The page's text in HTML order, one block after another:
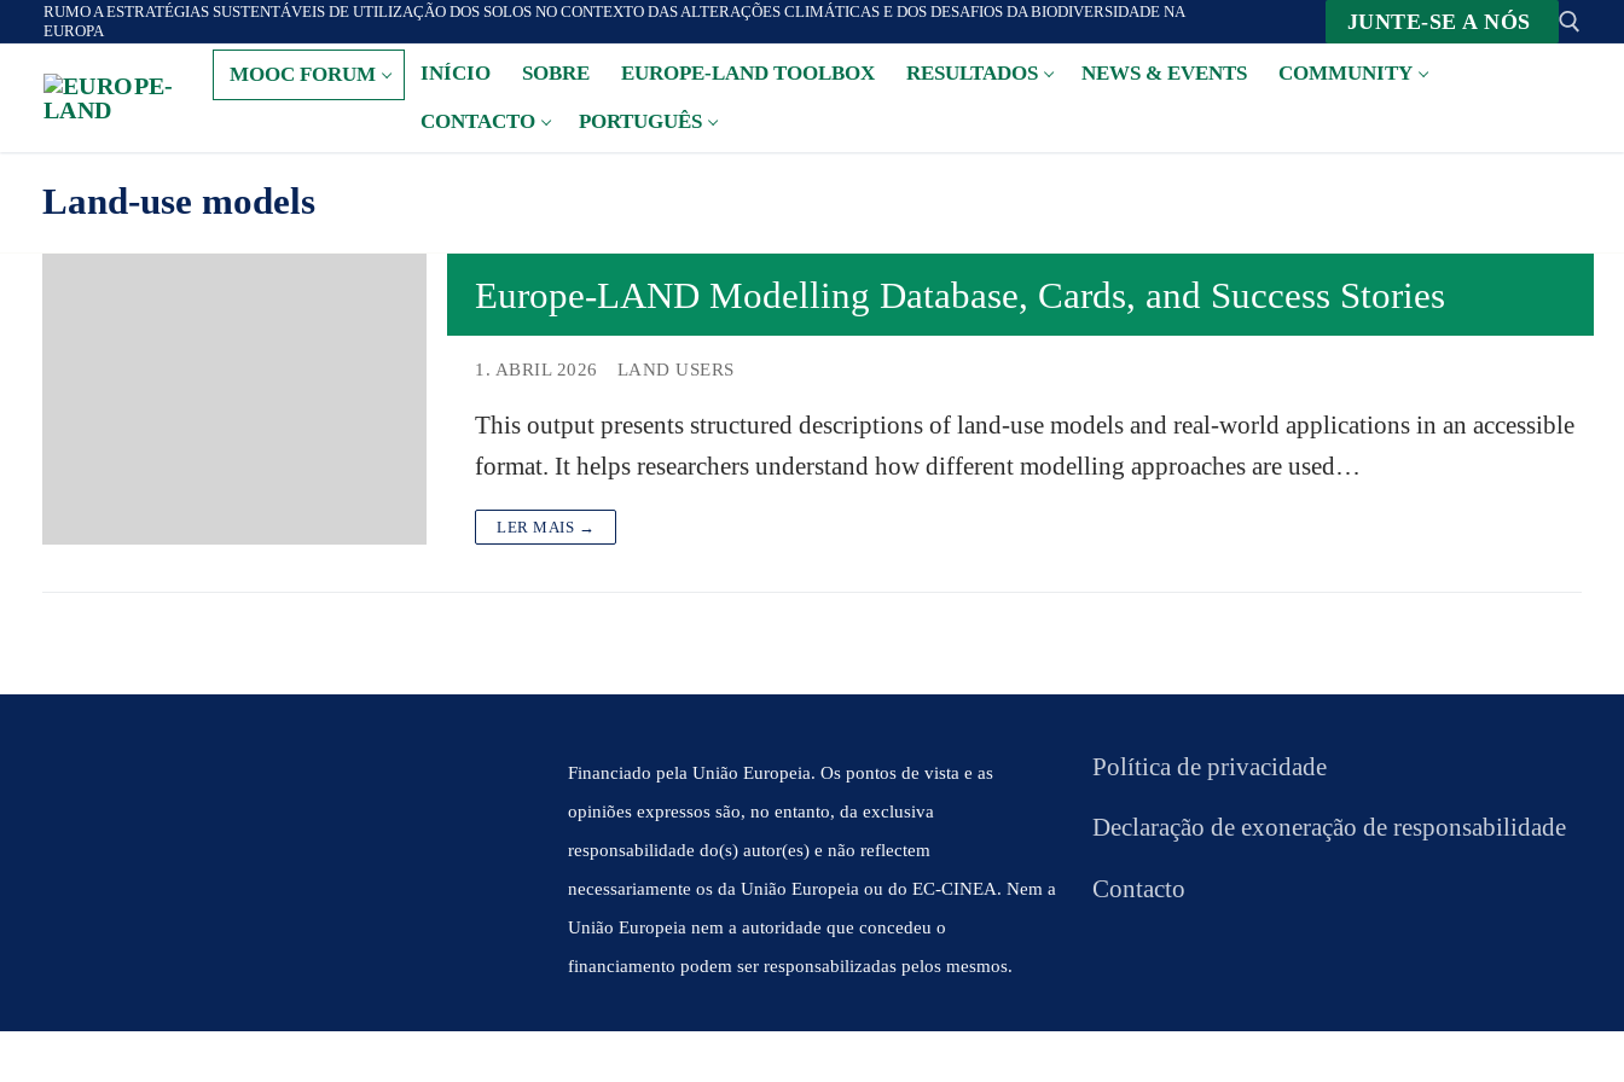
Inhalt
springen
RUMO A ESTRATÉGIAS SUSTENTÁVEIS DE UTILIZAÇÃO DOS SOLOS NO CONTEXTO DAS ALTERAÇÕES CLIMÁTICAS E DOS DESAFIOS DA BIODIVERSIDADE NA
EUROPA
JUNTE-SE A NÓS
MOOC FORUM INÍCIO SOBRE EUROPE-LAND TOOLBOX RESULTADOS NEWS & EVENTS COMMUNITY
CONTACTO PORTUGUÊS
Land-use models
Europe-LAND Modelling Database, Cards, and Success Stories
1. ABRIL 2026 LAND USERS
This output presents structured descriptions of land-use models and real-world applications in an accessible
format. It helps researchers understand how different modelling approaches are used…
LER MAIS →
Financiado pela União Europeia. Os pontos de vista e as
opiniões expressos são, no entanto, da exclusiva
responsabilidade do(s) autor(es) e não reflectem
necessariamente os da União Europeia ou do EC-CINEA. Nem a
União Europeia nem a autoridade que concedeu o
financiamento podem ser responsabilizadas pelos mesmos.
Política de privacidade
Declaração de exoneração de responsabilidade
Contacto